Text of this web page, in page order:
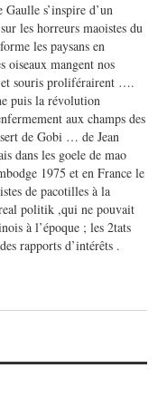
s’inspire d’un
les horreurs maoistes du
les paysans en
oiseaux mangent nos
et souris proliférairent ….
puis la révolution
aux champs des
de Gobi … de Jean
dans les goele de mao
1975 et en France le
de pacotilles à la
politik ,qui ne pouvait
à l’époque ; les 2tats
rapports d’intérêts .